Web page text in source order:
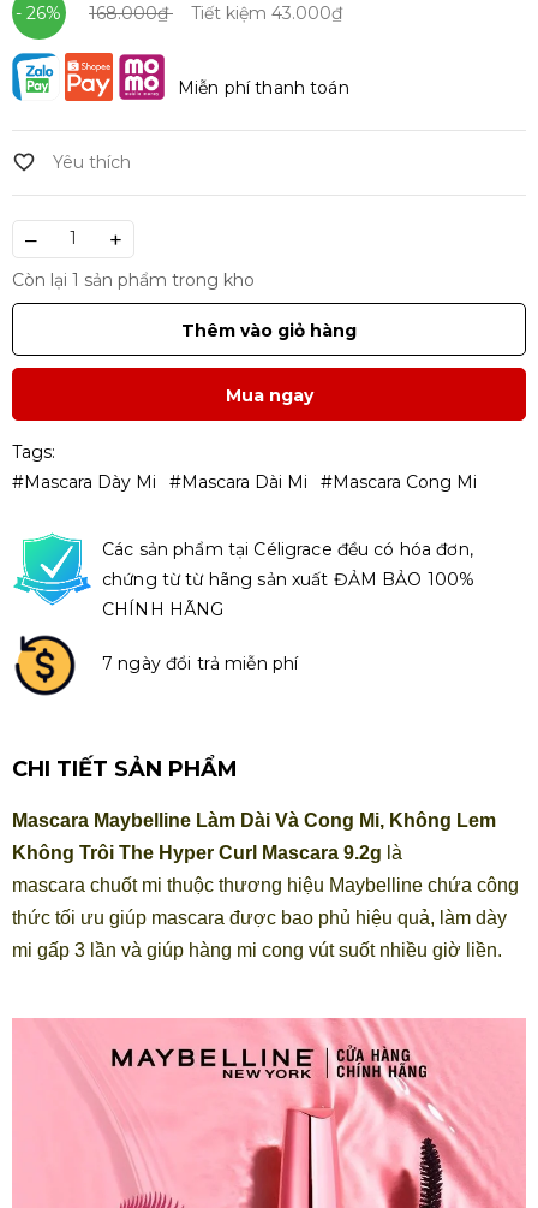
- 26% 168.000₫ Tiết kiệm 43.000₫
Miễn phí thanh toán
– +
Còn lại 1 sản phẩm trong kho
Thêm vào giỏ hàng
Mua ngay
Tags:
#mascara Dày Mi
#mascara Dài Mi #mascara Cong Mi
Các sản phẩm tại Céligrace đều có hóa đơn,
chứng từ từ hãng sản xuất ĐẢM BẢO 100%
CHÍNH HÃNG
7 ngày đổi trả miễn phí
CHI TIẾT SẢN PHẨM
Mascara Maybelline Làm Dài Và Cong Mi, Không Lem
Không Trôi The Hyper Curl Mascara 9.2g là
mascara chuốt mi thuộc thương hiệu Maybelline chứa công
thức tối ưu giúp mascara được bao phủ hiệu quả, làm dày
mi gấp 3 lần và giúp hàng mi cong vút suốt nhiều giờ liền.